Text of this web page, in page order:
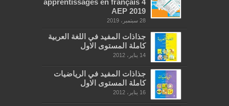
apprentissages en français 4
AEP 2019
28 سبتمبر، 2019
جذاذات المفيد في اللغة العربية
كاملة المستوى الاول
14 يناير، 2012
جذاذات المفيد في الرياضيات
كاملة المستوى الاول
16 يناير، 2012